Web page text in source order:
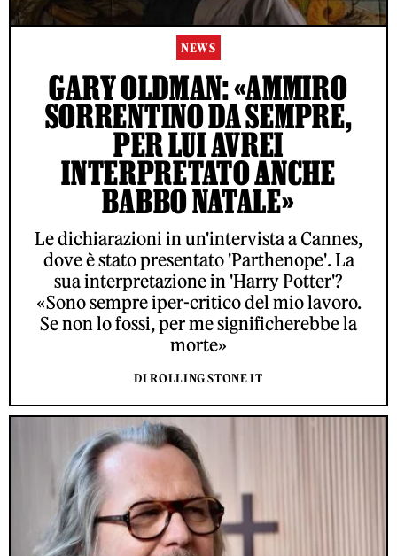
NEWS
GARY OLDMAN: «AMMIRO
SORRENTINO DA SEMPRE,
PER LUI AVREI
INTERPRETATO ANCHE
BABBO NATALE»
Le dichiarazioni in un'intervista a Cannes,
dove è stato presentato 'Parthenope'. La
sua interpretazione in 'Harry Potter'?
«Sono sempre iper-critico del mio lavoro.
Se non lo fossi, per me significherebbe la
morte»
DI ROLLING STONE IT